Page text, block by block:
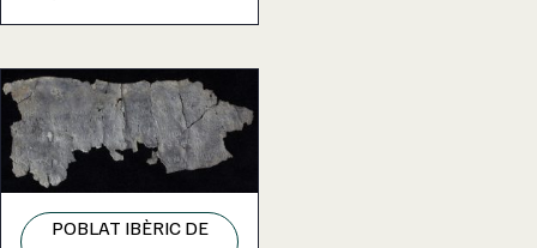
POBLAT IBÈRIC DE